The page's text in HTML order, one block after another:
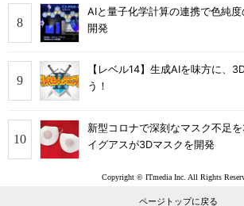
AIと量子化学計算の連携で色純
開発
【レベル14】生成AIを味方に、
う！
新型コロナで深刻なマスク不足を
イグアスが3Dマスクを開発
Copyright © ITmedia Inc. All Rights
ページトップに戻る